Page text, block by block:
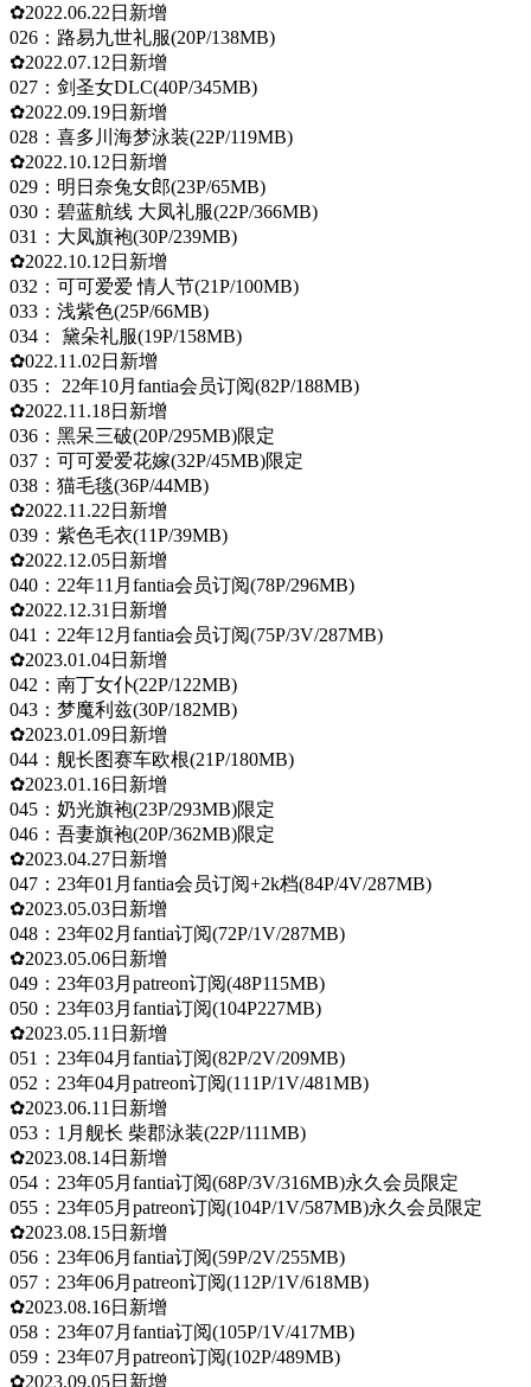
✿2022.06.22日新增
026：路易九世礼服(20P/138MB)
✿2022.07.12日新增
027：剑圣女DLC(40P/345MB)
✿2022.09.19日新增
028：喜多川海梦泳装(22P/119MB)
✿2022.10.12日新增
029：明日奈兔女郎(23P/65MB)
030：碧蓝航线 大凤礼服(22P/366MB)
031：大凤旗袍(30P/239MB)
✿2022.10.12日新增
032：可可爱爱 情人节(21P/100MB)
033：浅紫色(25P/66MB)
034： 黛朵礼服(19P/158MB)
✿022.11.02日新增
035： 22年10月fantia会员订阅(82P/188MB)
✿2022.11.18日新增
036：黑呆三破(20P/295MB)限定
037：可可爱爱花嫁(32P/45MB)限定
038：猫毛毯(36P/44MB)
✿2022.11.22日新增
039：紫色毛衣(11P/39MB)
✿2022.12.05日新增
040：22年11月fantia会员订阅(78P/296MB)
✿2022.12.31日新增
041：22年12月fantia会员订阅(75P/3V/287MB)
✿2023.01.04日新增
042：南丁女仆(22P/122MB)
043：梦魔利兹(30P/182MB)
✿2023.01.09日新增
044：舰长图赛车欧根(21P/180MB)
✿2023.01.16日新增
045：奶光旗袍(23P/293MB)限定
046：吾妻旗袍(20P/362MB)限定
✿2023.04.27日新增
047：23年01月fantia会员订阅+2k档(84P/4V/287MB)
✿2023.05.03日新增
048：23年02月fantia订阅(72P/1V/287MB)
✿2023.05.06日新增
049：23年03月patreon订阅(48P115MB)
050：23年03月fantia订阅(104P227MB)
✿2023.05.11日新增
051：23年04月fantia订阅(82P/2V/209MB)
052：23年04月patreon订阅(111P/1V/481MB)
✿2023.06.11日新增
053：1月舰长 柴郡泳装(22P/111MB)
✿2023.08.14日新增
054：23年05月fantia订阅(68P/3V/316MB)永久会员限定
055：23年05月patreon订阅(104P/1V/587MB)永久会员限定
✿2023.08.15日新增
056：23年06月fantia订阅(59P/2V/255MB)
057：23年06月patreon订阅(112P/1V/618MB)
✿2023.08.16日新增
058：23年07月fantia订阅(105P/1V/417MB)
059：23年07月patreon订阅(102P/489MB)
✿2023.09.05日新增